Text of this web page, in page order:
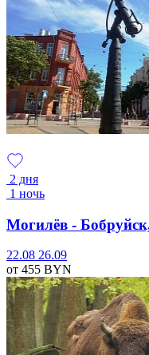
2 дня
1 ночь
Могилёв -
22.08 26.09
от 455 BYN